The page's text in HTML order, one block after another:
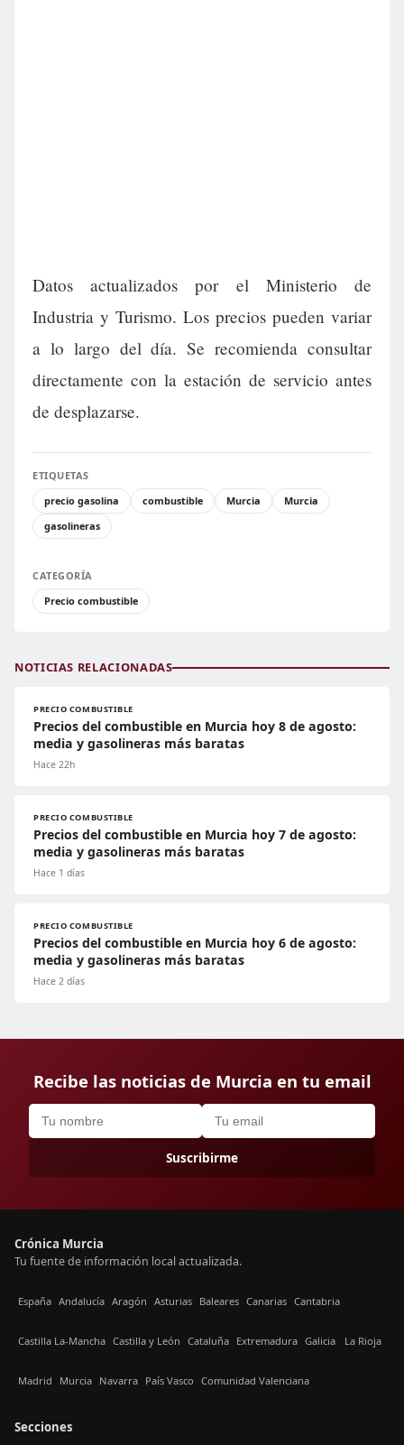
Datos actualizados por el Ministerio de
Industria y Turismo. Los precios pueden variar
a lo largo del día. Se recomienda consultar
directamente con la estación de servicio antes
de desplazarse.
ETIQUETAS
precio gasolina
combustible Murcia
Murcia
gasolineras
CATEGORÍA
Precio combustible
NOTICIAS RELACIONADAS
PRECIO COMBUSTIBLE
Precios del combustible en Murcia hoy 8 de agosto:
media y gasolineras más baratas
Hace 22h
PRECIO COMBUSTIBLE
Precios del combustible en Murcia hoy 7 de agosto:
media y gasolineras más baratas
Hace 1 días
PRECIO COMBUSTIBLE
Precios del combustible en Murcia hoy 6 de agosto:
media y gasolineras más baratas
Hace 2 días
Recibe las noticias de Murcia en tu email
Suscribirme
Crónica Murcia
Tu fuente de información local actualizada.
España Andalucía Aragón Asturias Baleares Canarias Cantabria
Castilla La-Mancha Castilla y León Cataluña Extremadura Galicia La Rioja
Madrid Murcia Navarra País Vasco Comunidad Valenciana
Secciones